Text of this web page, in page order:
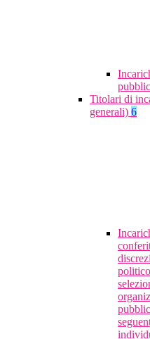
Titolari di
generali) 6